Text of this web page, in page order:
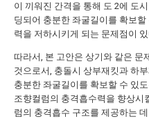
이 끼워진 간격을 통해 도 2에 도
딩되어 충분한 좌굴길이를 확보
력을 저하시키게 되는 문제점이
따라서, 본 고안은 상기와 같은 문
것으로서, 충돌시 상부재킷과 하
충분한 좌굴길이를 확보할 수 있
조향컬럼의 충격흡수력을 향상시
럼의 충격흡수 구조를 제공하는